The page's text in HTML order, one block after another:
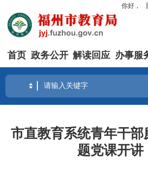
你好，
首页 政务公开 解读回应 办事服
市直教育系统青年干部
题党课开讲